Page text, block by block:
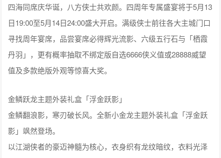
四海同席庆华诞，八方侠士共欢颜。四周年专属盛宴将于5月13
日19:00至5月14日24:00盛大开启。满级侠士前往各大主城门口
寻找周年宴席，品尝宴席必得辉光流影、六级五行石与「栖霞
丹羽」，更有概率抽取不绑定版自选6666侠义值或28888威望
值及多款绝版外观等惊喜大奖。
金鳞跃龙主题外装礼盒「浮金跃影」
金鳞翻浪影，寒刃破长风。全新小金龙主题外装礼盒「浮金跃
影」飒然登场。
以江湖侠者的豪迈神髓为核心，衣身织有龙纹暗纹，衣料光泽